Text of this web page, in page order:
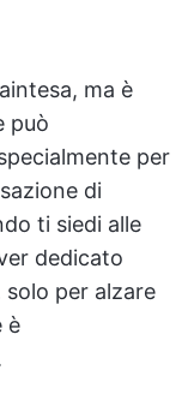
ma è
può
per
di
ti siedi alle
dedicato
per alzare
è